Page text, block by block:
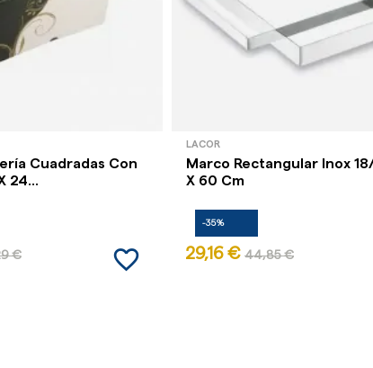
Cuadradas Con
24...
€ favorite_border
LACOR
Marco Rectangular Inox
X 60 Cm
-35%
29,16 € 44,85 €